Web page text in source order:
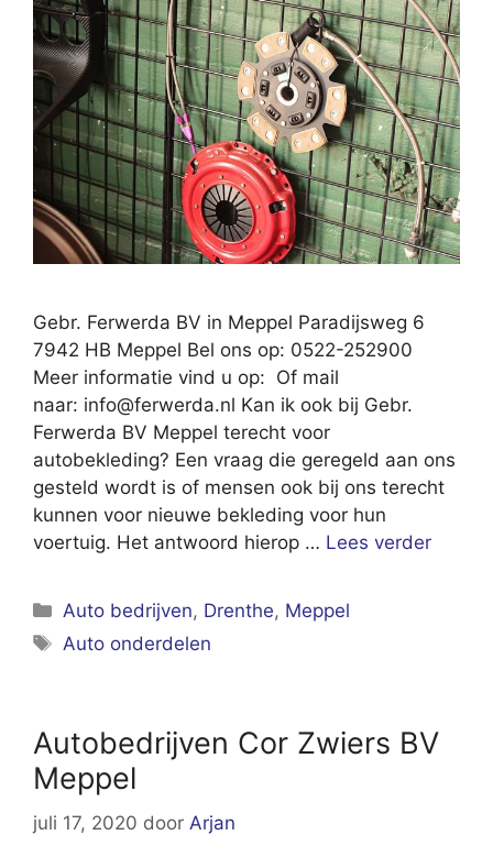
Gebr. Ferwerda BV in Meppel Paradijsweg 6
7942 HB Meppel Bel ons op: 0522-252900
Meer informatie vind u op: Of mail
naar: info@ferwerda.nl Kan ik ook bij Gebr.
Ferwerda BV Meppel terecht voor
autobekleding? Een vraag die geregeld aan ons
gesteld wordt is of mensen ook bij ons terecht
kunnen voor nieuwe bekleding voor hun
voertuig. Het antwoord hierop … Lees verder
Categorieën
Auto bedrijven, Drenthe, Meppel
Tags
Auto onderdelen
Autobedrijven Cor Zwiers BV
Meppel
juli 17, 2020 door Arjan